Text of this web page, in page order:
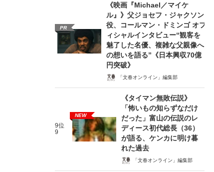
PR
《映画『Michael／マイケ
ル』》父ジョセフ・ジャクソン
役、コールマン・ドミンゴ オフ
ィシャルインタビュー“観客を
魅了した名優、複雑な父親像へ
の想いを語る”《日本興収70億
円突破》
「文春オンライン」編集部
9位
9
NEW
《タイマン無敗伝説》
「怖いもの知らずなだけ
だった」富山の伝説のレ
ディース初代総長（36）
が語る、ケンカに明け暮
れた過去
「文春オンライン」編集部